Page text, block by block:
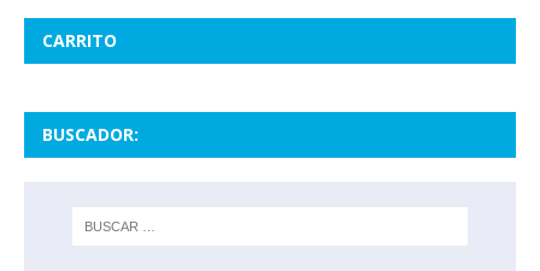
CARRITO
BUSCADOR: